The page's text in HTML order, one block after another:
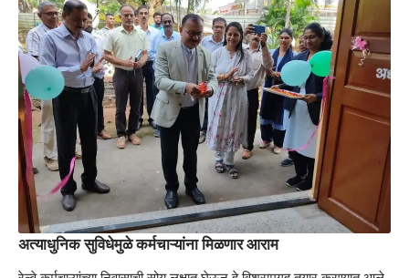
अत्याधुनिक सुविधेमुळे कर्मचाऱ्यांना मिळणार आराम